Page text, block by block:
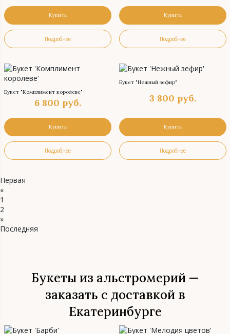
Купить
Подробнее
Купить
Подробнее
Букет "Комплимент королеве"
6 800 руб.
Купить
Подробнее
Букет "Нежный зефир"
3 800 руб.
Купить
Подробнее
Первая
«
1
2
»
Последняя
Букеты из альстромерий —
заказать с доставкой в
Екатеринбурге